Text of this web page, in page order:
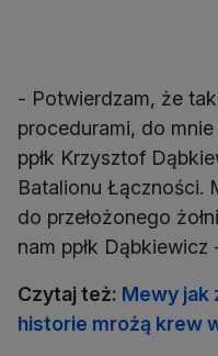
- Potwierdzam, że
procedurami, do mnie
ppłk Krzysztof
Batalionu Łączności.
do przełożonego
nam ppłk
Czytaj też: Mewy jak
historie mrożą krew